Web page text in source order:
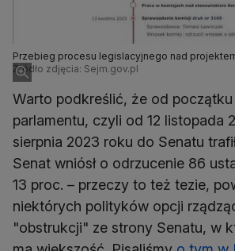
Przebieg procesu legislacyjnego nad
ustawy o referendum lokalnym
Źródło zdjęcia: Sejm.gov.pl
Warto podkreślić, że od
parlamentu, czyli od 12 listopada
sierpnia 2023 roku do Senatu
Senat wniósł o odrzucenie 86
13 proc. – przeczy to też tezie,
niektórych polityków opcji
"obstrukcji" ze strony Senatu, w